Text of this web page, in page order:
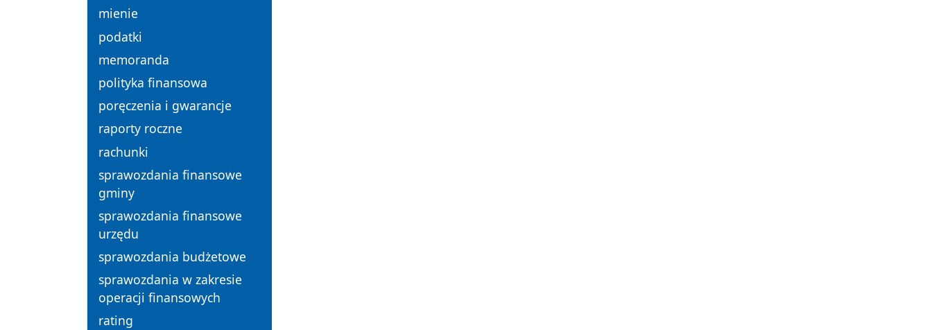
mienie
podatki
memoranda
polityka finansowa
poręczenia i gwarancje
raporty roczne
rachunki
sprawozdania finansowe
gminy
sprawozdania finansowe
urzędu
sprawozdania budżetowe
sprawozdania w zakresie
operacji finansowych
rating